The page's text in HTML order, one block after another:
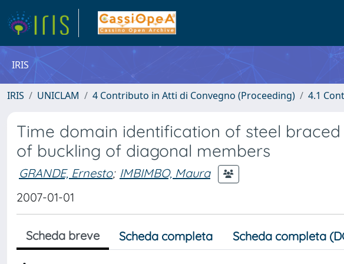
IRIS
IRIS UNICLAM 4 Contributo in Atti di Convegno (Proceeding) 4.1
Time domain identification of steel
of buckling of diagonal members
GRANDE, Ernesto; IMBIMBO, Maura
2007-01-01
Scheda breve Scheda completa Scheda completa